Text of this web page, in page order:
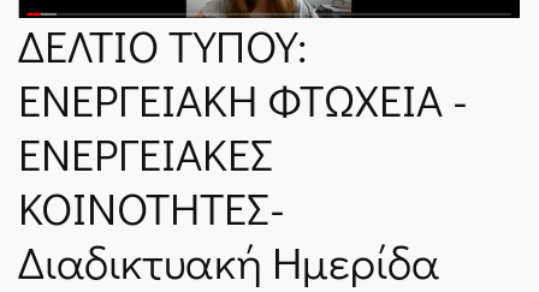
SPARTANET
E-JOURNAL
ΔΕΛΤΙΟ ΤΥΠΟΥ:
ΕΝΕΡΓΕΙΑΚΗ ΦΤΩΧΕΙΑ -
ΕΝΕΡΓΕΙΑΚΕΣ
ΚΟΙΝΟΤΗΤΕΣ-
Διαδικτυακή Ημερίδα